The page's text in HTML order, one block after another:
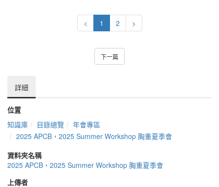
< 1 2 >
下一篇
詳細
位置
知識庫
目錄總覽
年會專區
2025 APCB，2025 Summer Workshop 胸重夏季會
資料夾名稱
2025 APCB，2025 Summer Workshop 胸重夏季會
上傳者